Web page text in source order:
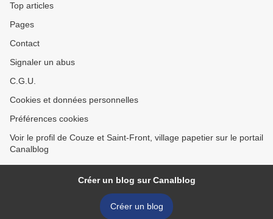
Top articles
Pages
Contact
Signaler un abus
C.G.U.
Cookies et données personnelles
Préférences cookies
Voir le profil de Couze et Saint-Front, village papetier sur le portail
Canalblog
Créer un blog sur Canalblog
Créer un blog